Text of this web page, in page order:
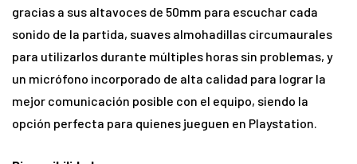
gracias a sus altavoces de 50mm para escuchar cada
sonido de la partida, suaves almohadillas circumaurales
para utilizarlos durante múltiples horas sin problemas, y
un micrófono incorporado de alta calidad para lograr la
mejor comunicación posible con el equipo, siendo la
opción perfecta para quienes jueguen en Playstation.